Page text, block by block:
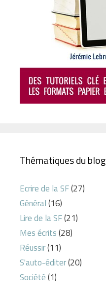
Thématiques du blog
Ecrire de la SF(27)
Général(16)
Lire de la SF(21)
Mes écrits(28)
Réussir(11)
S'auto-éditer(20)
Société(1)